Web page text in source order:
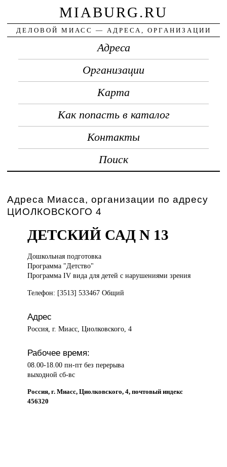
MIABURG.RU
ДЕЛОВОЙ МИАСС — АДРЕСА, ОРГАНИЗАЦИИ
Адреса
Организации
Карта
Как попасть в каталог
Контакты
Поиск
Адреса Миасса, организации по адресу
ЦИОЛКОВСКОГО 4
ДЕТСКИЙ САД N 13
Дошкольная подготовка
Программа "Детство"
Программа IV вида для детей с нарушениями зрения
Телефон: [3513] 533467 Общий
Адрес
Россия, г. Миасс, Циолковского, 4
Рабочее время:
08.00-18.00 пн-пт без перерыва
выходной сб-вс
Россия, г. Миасс, Циолковского, 4, почтовый индекс
456320